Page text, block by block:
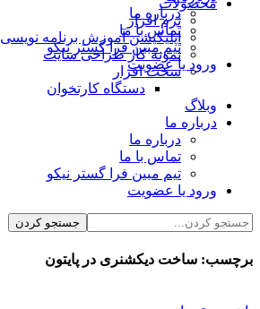
درباره ما
تماس با ما
تیم مبین فرا گستر نیکو
ورود یا عضویت
نرم افزار
اپلیکیشن آموزش برنامه نویسی
نمونه کار طراحی سایت
سخت افزار
دستگاه کارتخوان
وبلاگ
درباره ما
درباره ما
تماس با ما
تیم مبین فرا گستر نیکو
ورود یا عضویت
برچسب: ساخت دیکشنری در پایتون